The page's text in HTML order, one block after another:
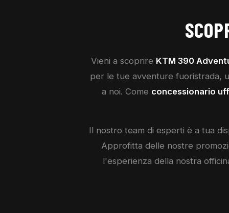
Vieni a scoprire KTM 390
per le tue avventure fuoristrada,
a noi. Come concessionario
Il nostro team di esperti è a tua
Approfitta delle nostre
l'esperienza della nostra